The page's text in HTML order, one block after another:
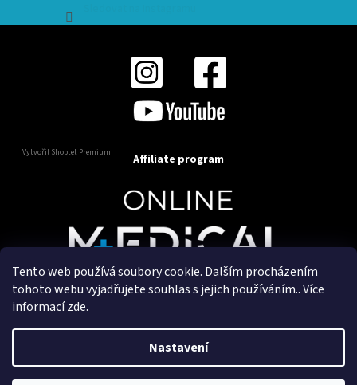
Tento web používá soubory cookie. Dalším procházením
tohoto webu vyjadřujete souhlas s jejich používáním.. Více
informacízde.
Nastavení
Vytvořil Shoptet Premium Affiliate program
Copyright 2025OnlineMedical.cz. Všechna práva
Vytvořil a marketingově zajišťuje